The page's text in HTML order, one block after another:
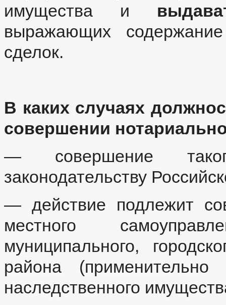
имущества и
выражающих
сделок.
В каких случаях
совершении
— совершение
законодательству
— действие подлежит
местного
муниципального,
района
наследственного